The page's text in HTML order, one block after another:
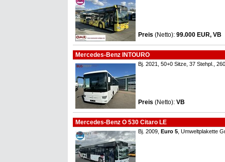
Preis (Netto): 99.000 EUR, VB
Mercedes-Benz INTOURO
Bj. 2021, 50+0 Sitze, 37 Stehpl.,
Preis (Netto): VB
Mercedes-Benz O 530 Citaro LE
Bj. 2009, Euro 5 , Umweltplakette